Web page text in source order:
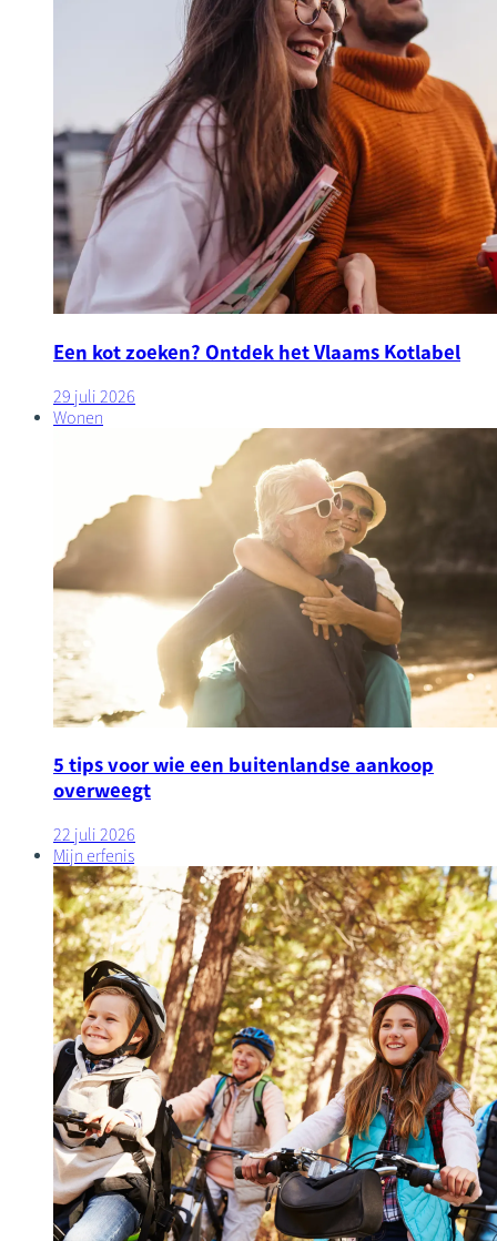
Een kot zoeken? Ontdek het Vlaams Kotlabel
29 juli 2026
Wonen
5 tips voor wie een buitenlandse aankoop
overweegt
22 juli 2026
Mijn erfenis